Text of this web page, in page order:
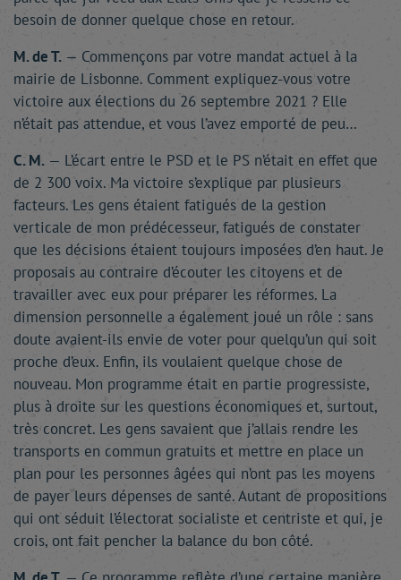
besoin de donner quelque chose en retour.
M. de T. — Commençons par votre mandat actuel à la
mairie de Lisbonne. Comment expliquez-vous votre
victoire aux élections du 26 septembre 2021 ? Elle
n’était pas attendue, et vous l’avez emporté de peu…
C. M. — L’écart entre le PSD et le PS n’était en effet que
de 2 300 voix. Ma victoire s’explique par plusieurs
facteurs. Les gens étaient fatigués de la gestion
verticale de mon prédécesseur, fatigués de constater
que les décisions étaient toujours imposées d’en haut. Je
proposais au contraire d’écouter les citoyens et de
travailler avec eux pour préparer les réformes. La
dimension personnelle a également joué un rôle : sans
doute avaient-ils envie de voter pour quelqu’un qui soit
proche d’eux. Enfin, ils voulaient quelque chose de
nouveau. Mon programme était en partie progressiste,
plus à droite sur les questions économiques et, surtout,
très concret. Les gens savaient que j’allais rendre les
transports en commun gratuits et mettre en place un
plan pour les personnes âgées qui n’ont pas les moyens
de payer leurs dépenses de santé. Autant de propositions
qui ont séduit l’électorat socialiste et centriste et qui, je
crois, ont fait pencher la balance du bon côté.